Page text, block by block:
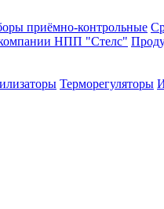
приёмно-контрольные
НПП "Стелс"
Терморегуляторы